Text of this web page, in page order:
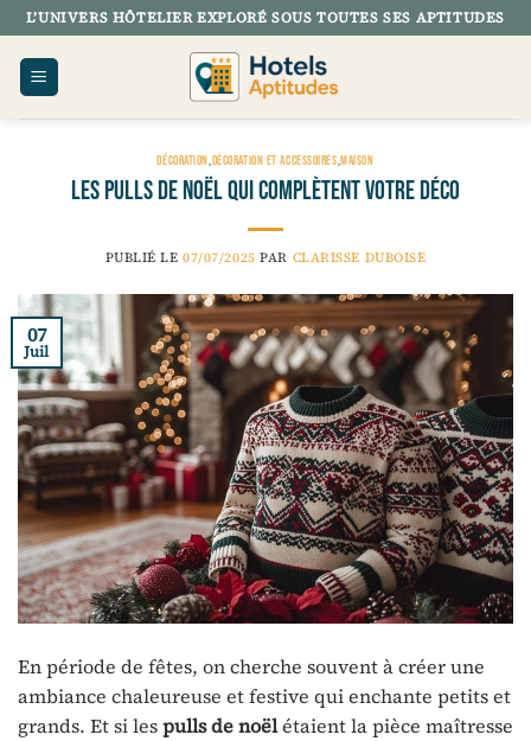
Passer
au
contenu
L’UNIVERS HÔTELIER EXPLORÉ SOUS TOUTES SES APTITUDES
DÉCORATION,DÉCORATION ET ACCESSOIRES,MAISON
Les pulls de noël qui complètent votre déco
PUBLIÉ LE07/07/2025 PAR CLARISSE DUBOISE
07
Juil
En période de fêtes, on cherche souvent à créer une
ambiance chaleureuse et festive qui enchante petits et
grands. Et si lespulls de noëlétaient la pièce maîtresse